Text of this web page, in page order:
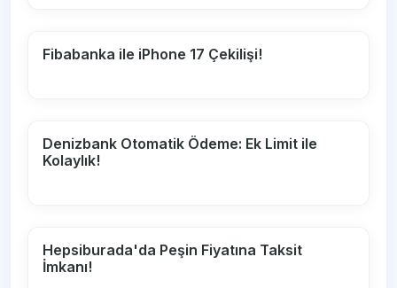
Fibabanka ile iPhone 17 Çekilişi!
Denizbank Otomatik Ödeme: Ek Limit ile
Kolaylık!
Hepsiburada'da Peşin Fiyatına Taksit
İmkanı!